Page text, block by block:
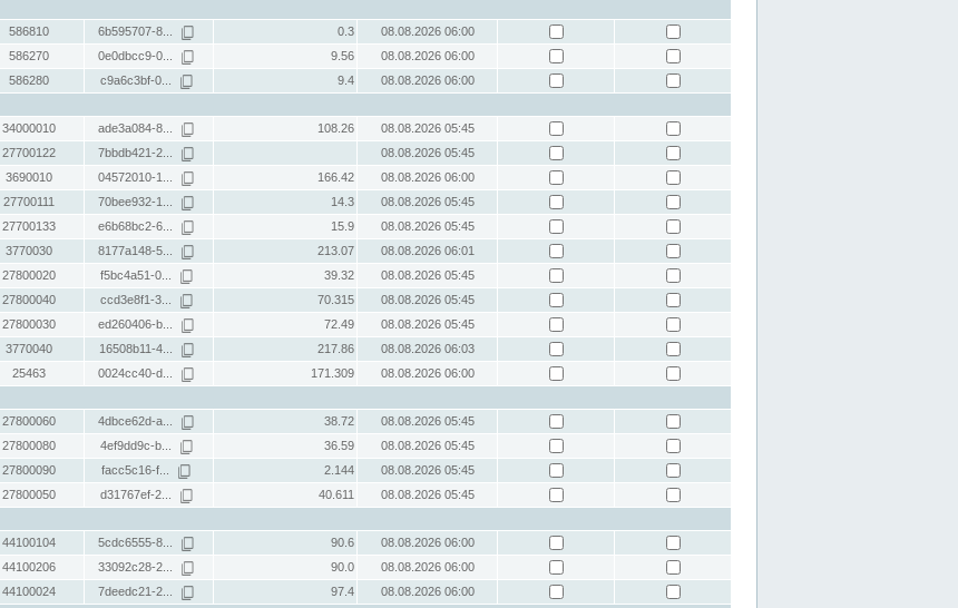
586810 6b595707-8... 0.3
08.08.2026 06:00
586270 0e0dbcc9-0... 9.56
08.08.2026 06:00
586280 c9a6c3bf-0... 9.4
08.08.2026 06:00
34000010 ade3a084-8... 108.26
08.08.2026 05:45
27700122 7bbdb421-2...
08.08.2026 05:45
3690010 04572010-1... 166.42
08.08.2026 06:00
27700111 70bee932-1... 14.3
08.08.2026 05:45
27700133 e6b68bc2-6... 15.9
08.08.2026 05:45
3770030 8177a148-5... 213.07
08.08.2026 06:01
27800020 f5bc4a51-0... 39.32
08.08.2026 05:45
27800040 ccd3e8f1-3... 70.315
08.08.2026 05:45
27800030 ed260406-b... 72.49
08.08.2026 05:45
3770040 16508b11-4... 217.86
08.08.2026 06:03
25463 0024cc40-d... 171.309
08.08.2026 06:00
27800060 4dbce62d-a... 38.72
08.08.2026 05:45
27800080 4ef9dd9c-b... 36.59
08.08.2026 05:45
27800090 facc5c16-f... 2.144
08.08.2026 05:45
27800050 d31767ef-2... 40.611
08.08.2026 05:45
44100104 5cdc6555-8... 90.6
08.08.2026 06:00
44100206 33092c28-2... 90.0
08.08.2026 06:00
44100024 7deedc21-2... 97.4
08.08.2026 06:00